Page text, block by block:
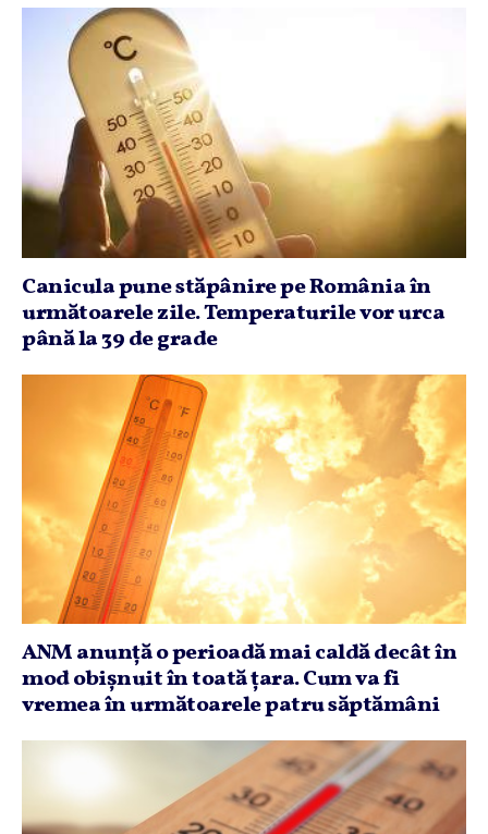
Canicula pune stăpânire pe România în
următoarele zile. Temperaturile vor urca
până la 39 de grade
ANM anunţă o perioadă mai caldă decât în
mod obişnuit în toată ţara. Cum va fi
vremea în următoarele patru săptămâni